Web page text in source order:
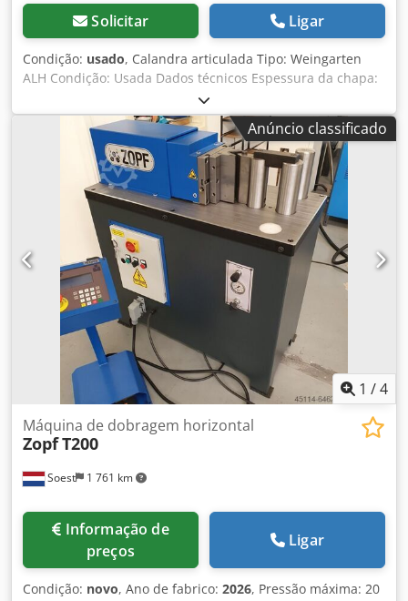
Solicitar Ligar
Condição: usado, Calandra articulada Tipo: Weingarten
ALH Condição: Usada Dados técnicos Espessura da chapa:
1,25 mm Comprimento de curvatura: aprox. 2030 mm
Dcodpey I U U Sjfx Amfek
Anúncio classificado
1 /4
Soest 1 761 km
Máquina de dobragem horizontal
ZopfT200
preços
Ligar
Condição: novo, Ano de fabrico: 2026, Pressão máxima: 20